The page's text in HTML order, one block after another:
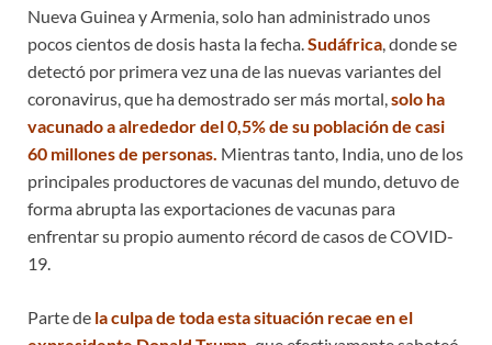
Nueva Guinea y Armenia, solo han administrado unos
pocos cientos de dosis hasta la fecha.Sudáfrica, donde se
detectó por primera vez una de las nuevas variantes del
coronavirus, que ha demostrado ser más mortal,solo ha
vacunado a alrededor del 0,5% de su población de casi
60 millones de personas. Mientras tanto, India, uno de los
principales productores de vacunas del mundo, detuvo de
forma abrupta las exportaciones de vacunas para
enfrentar su propio aumento récord de casos de COVID-
19.
Parte de la culpa de toda esta situación recae en el